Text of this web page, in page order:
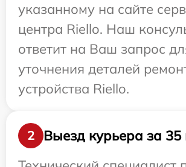
указанному на сайте
центра Riello. Наш
ответит на Ваш запрос
уточнения деталей
устройства Riello.
2
Выезд курьера за 35